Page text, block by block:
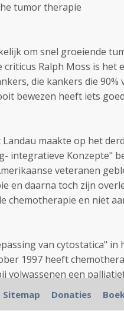
tumor therapie
om snel groeiende
Ralph Moss is het
die kankers die
bewezen heeft iets
maakte op het
integratieve Konzepte"
veteranen
en daarna toch zijn
chemotherapie en niet
van cytostatica" in
1997 heeft
volwassenen een
het leven of het
echter dat de kwaliteit
Sitemap Donaties